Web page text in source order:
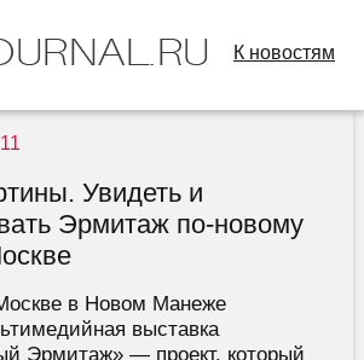
К новостям
Увидеть и
Эрмитаж по-новому
в Новом Манеже
выставка
Эрмитаж» — проект, который